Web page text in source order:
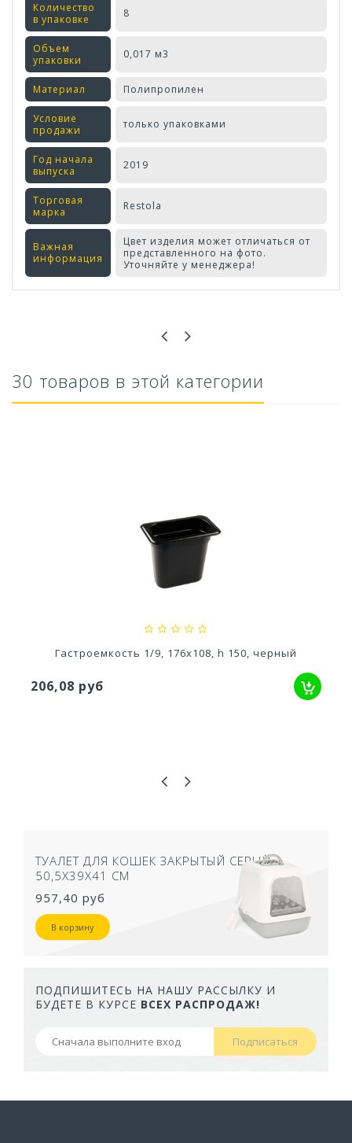
Количество
в упаковке
8
Объем
упаковки
0,017 м3
Материал Полипропилен
Условие
продажи
только упаковками
Год начала
выпуска
2019
Торговая
марка
Restola
Важная
информация
Цвет изделия может отличаться от
представленного на фото.
Уточняйте у менеджера!
Кашпо Блюз (1,5л.) Цв. Пунш (Арт. КШ-8632)
30 товаров в этой категории
Гастроемкость 1/9, 176х108, h 150, черный
206,08 руб
ТУАЛЕТ ДЛЯ КОШЕК ЗАКРЫТЫЙ СЕРЫЙ
50,5Х39Х41 СМ
957,40 руб
В корзину
ПОДПИШИТЕСЬ НА НАШУ РАССЫЛКУ И
БУДЕТЕ В КУРСЕ ВСЕХ РАСПРОДАЖ!
Подписаться